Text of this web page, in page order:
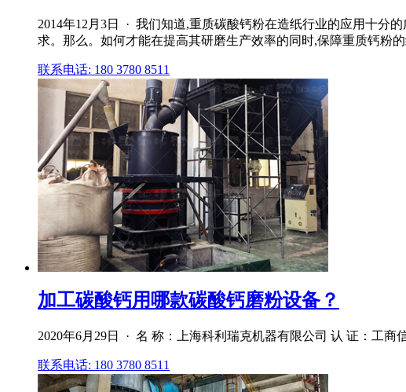
2014年12月3日 · 我们知道,重质碳酸钙粉在造纸行业的应用十分
求。那么。如何才能在提高其研磨生产效率的同时,保障重质钙粉
联系电话: 180 3780 8511
加工碳酸钙用哪款碳酸钙磨粉设备？
2020年6月29日 · 名 称：上海科利瑞克机器有限公司 认 证：工商
联系电话: 180 3780 8511